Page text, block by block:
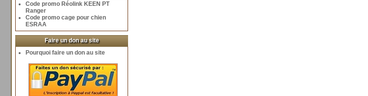
Code promo Réolink KEEN PT
Ranger
Code promo cage pour chien
ESRAA
Faire un don au site
Pourquoi faire un don au site